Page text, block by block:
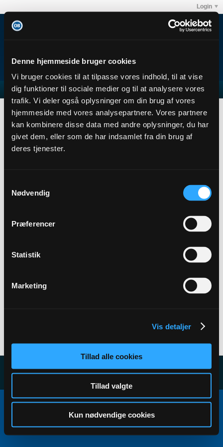
Denne hjemmeside bruger cookies
Vi bruger cookies til at tilpasse vores indhold, til at vise
dig funktioner til sociale medier og til at analysere vores
trafik. Vi deler også oplysninger om din brug af vores
hjemmeside med vores analysepartnere. Vores partnere
kan kombinere disse data med andre oplysninger, du har
givet dem, eller som de har indsamlet fra din brug af
deres tjenester.
Nødvendig
Præferencer
Statistik
Marketing
Vis detaljer
Tillad alle cookies
Tillad valgte
Kun nødvendige cookies
Login
Subscribers
Subscription
skarven
Senior Member
0
0
Copyright ©2000 - 2026, Jelsoft Enterprises Ltd.
All times are GMT+1. This page was generated at 20:53.